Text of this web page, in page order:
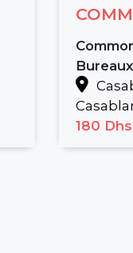
180 Dhs